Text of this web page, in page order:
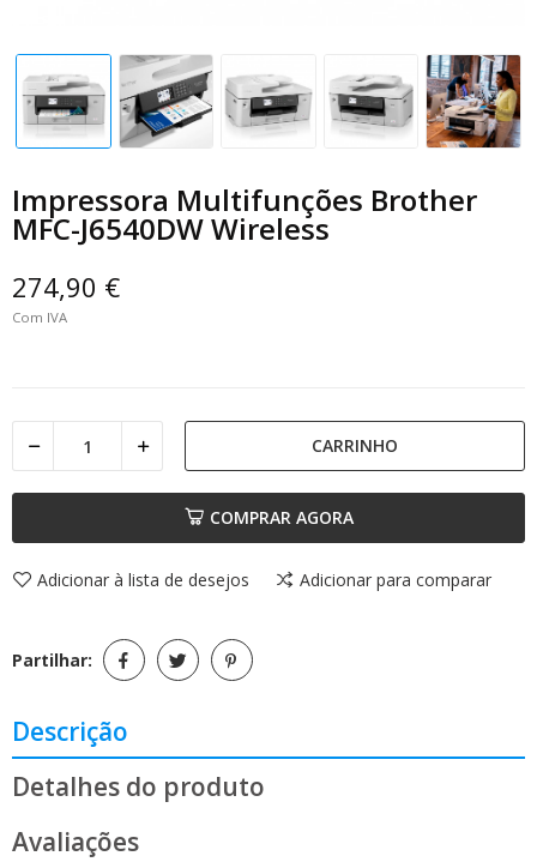
Impressora Multifunções Brother
MFC-J6540DW Wireless
274,90 €
Com IVA
CARRINHO
COMPRAR AGORA
Adicionar à lista de desejos Adicionar para comparar
Partilhar:
Descrição
Detalhes do produto
Avaliações